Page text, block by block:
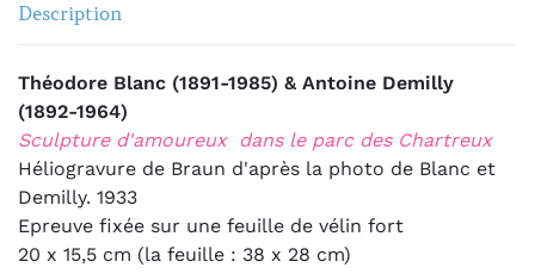
Description
Théodore Blanc (1891-1985) & Antoine Demilly
(1892-1964)
Sculpture d'amoureux dans le parc des Chartreux
Héliogravure de Braun d'après la photo de Blanc et
Demilly. 1933
Epreuve fixée sur une feuille de vélin fort
20 x 15,5 cm (la feuille : 38 x 28 cm)